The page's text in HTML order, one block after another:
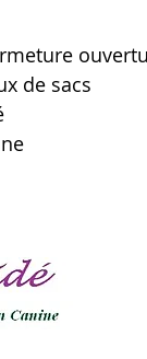
de sacs